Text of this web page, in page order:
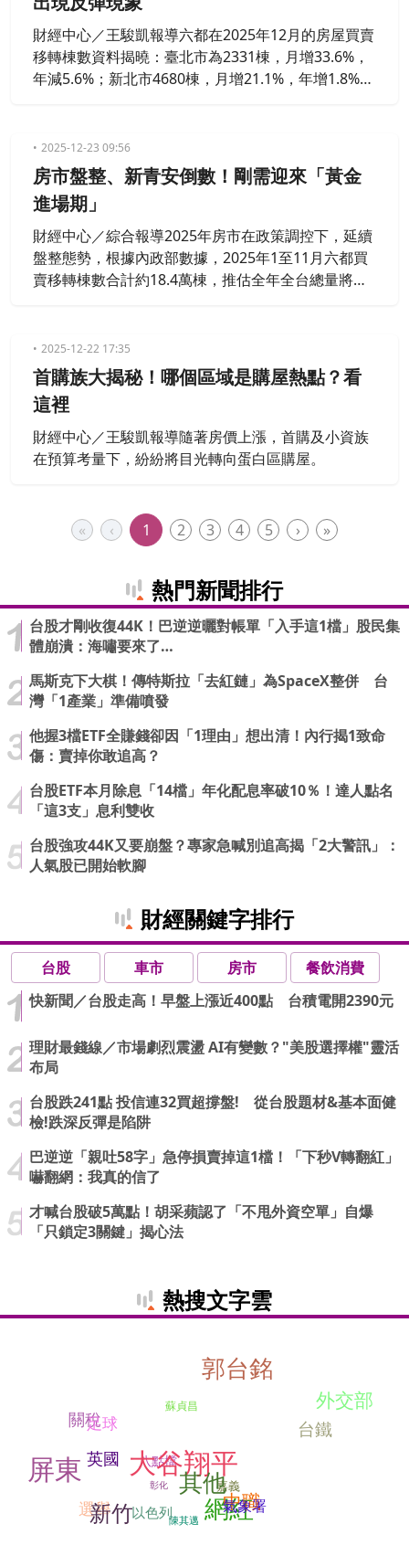
財經中心／王駿凱報導六都在2025年12月的房屋買賣
移轉棟數資料揭曉：臺北市為2331棟，月增33.6%，
年減5.6%；新北市4680棟，月增21.1%，年增1.8%；
0.6%，年增1.8%；高雄市3069棟，月增35.9%，年減
8%。整體六都在12月共計移轉19892棟，月增2
2025-12-23 09:56
房市盤整、新青安倒數！剛需迎來「黃金
進場期」
財經中心／綜合報導2025年房市在政策調控下，延續
盤整態勢，根據內政部數據，2025年1至11月六都買
賣移轉棟數合計約18.4萬棟，推估全年全台總量將落
性買盤，紛紛轉向「精質化」策略，聚焦品牌力與地
段優勢。隨著購屋政策紅利「新青安貸款」進入倒數
計時，年前正是剛需族群鎖定低利、享受建商讓利的
入場時機。
2025-12-22 17:35
首購族大揭秘！哪個區域是購屋熱點？看
這裡
財經中心／王駿凱報導隨著房價上漲，首購及小資族
在預算考量下，紛紛將目光轉向蛋白區購屋。
« ‹ 1 2 3 4 5 › »
熱門新聞排行
台股才剛收復44K！巴逆逆曬對帳單「入手這1檔」股民集
體崩潰：海嘯要來了…
馬斯克下大棋！傳特斯拉「去紅鏈」為SpaceX整併 台
灣「1產業」準備噴發
他握3檔ETF全賺錢卻因「1理由」想出清！內行揭1致命
傷：賣掉你敢追高？
台股ETF本月除息「14檔」年化配息率破10％！達人點名
「這3支」息利雙收
台股強攻44K又要崩盤？專家急喊別追高揭「2大警訊」：
人氣股已開始軟腳
財經關鍵字排行
台股 車市 房市
餐飲消費
快新聞／台股走高！早盤上漲近400點 台積電開2390元
理財最錢線／市場劇烈震盪 AI有變數？"美股選擇權"靈活
布局
台股跌241點 投信連32買超撐盤! 從台股題材&基本面健
檢!跌深反彈是陷阱
巴逆逆「親吐58字」急停損賣掉這1檔！「下秒V轉翻紅」
嚇翻網：我真的信了
才喊台股破5萬點！胡采蘋認了「不甩外資空單」自爆
「只鎖定3關鍵」揭心法
熱搜文字雲
台鐵
關稅
陳其邁
選舉
八點檔
屏東
足球
網紅
嘉義
以色列
大谷翔平
英國
蘇貞昌
新竹
郭台銘
其他
外交部
彰化
中職
氣象署